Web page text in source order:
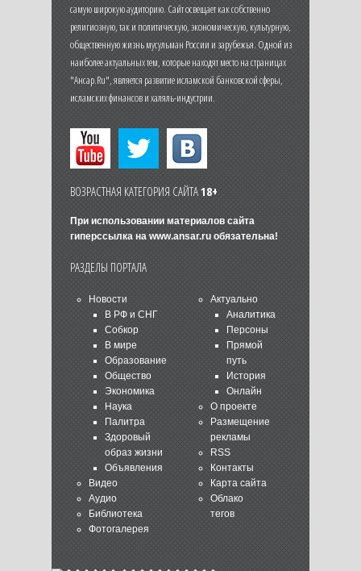
самую широкую аудиторию. Сайт освещает как собственно
религиозную, так и политическую, экономическую, культурную,
общественную жизнь мусульман России и зарубежья. Одной из
наиболее актуальных тем, которые находят место на страницах
"Ансар.Ru", является развитие исламской банковской сферы,
исламских финансов и халяль-индустрии.
ВОЗРАСТНАЯ КАТЕГОРИЯ САЙТА18+
При использовании материалов сайта
гиперссылка на www.ansar.ruобязательна!
РАЗДЕЛЫ ПОРТАЛА
Новости
В РФ и СНГ
Собкор
В мире
Образование
Общество
Экономика
Наука
Палитра
Здоровый
образ жизни
Объявления
Видео
Аудио
Библиотека
Фотогалерея
Актуально
Аналитика
Персоны
Прямой
путь
История
Онлайн
О проекте
Размещение
рекламы
RSS
Контакты
Карта сайта
Облако
тегов